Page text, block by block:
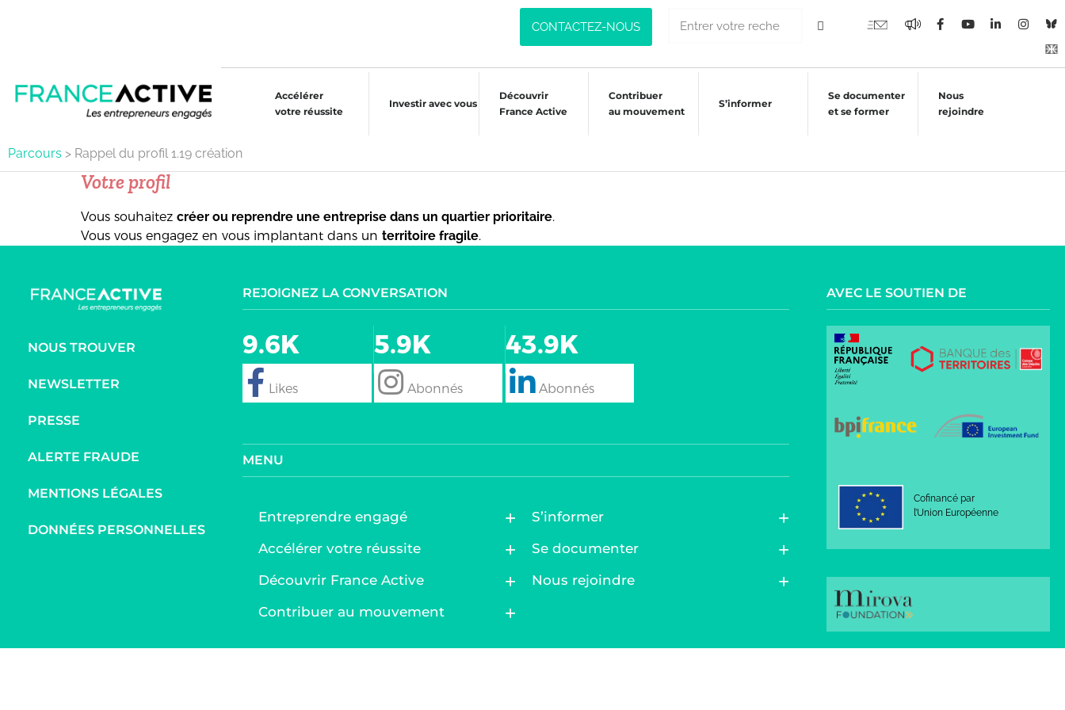
CONTACTEZ-NOUS
Accélérer
votre réussite
Investir avec vous
Découvrir
France Active
Contribuer
au mouvement
S’informer
Se documenter
et se former
Nous
rejoindre
Parcours > Rappel du profil 1.19 création
Votre profil
Vous souhaitez créer ou reprendre une entreprise dans un quartier prioritaire.
Vous vous engagez en vous implantant dans un territoire fragile.
NOUS TROUVER
NEWSLETTER
PRESSE
ALERTE FRAUDE
MENTIONS LÉGALES
DONNÉES PERSONNELLES
REJOIGNEZ LA CONVERSATION
9.6K
follow
5.9K
follow
43.9K
Follow
MENU
Entreprendre engagé
Accélérer votre réussite
Découvrir France Active
Contribuer au mouvement
S’informer
Se documenter
Nous rejoindre
AVEC LE SOUTIEN DE
Cofinancé par
l’Union Européenne